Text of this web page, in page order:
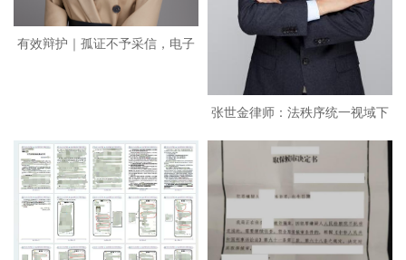
有效辩护｜孤证不予采信，电子
张世金律师：法秩序统一视域下
虚